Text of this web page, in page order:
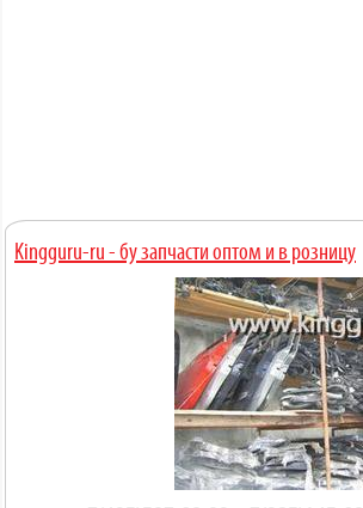
Kingguru-ru - бу запчасти оптом и в розницу